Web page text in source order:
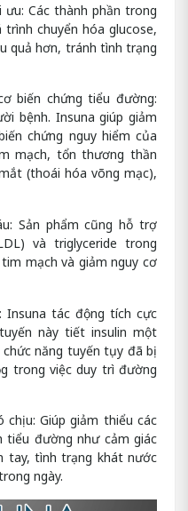
Các thành phần trong
chuyển hóa glucose,
quả hơn, tránh tình trạng
biến chứng tiểu đường:
bệnh. Insuna giúp giảm
chứng nguy hiểm của
mạch, tổn thương thần
(thoái hóa võng mạc),
Sản phẩm cũng hỗ trợ
và triglyceride trong
mạch và giảm nguy cơ
tác động tích cực
này tiết insulin một
năng tuyến tụy đã bị
trong việc duy trì đường
chịu: Giúp giảm thiểu các
tiểu đường như cảm giác
tay, tình trạng khát nước
ngày.